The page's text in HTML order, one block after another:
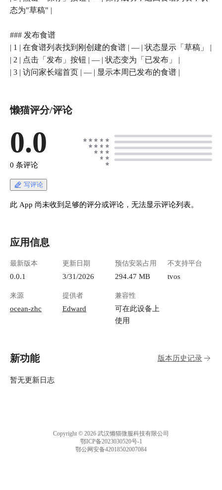
态为"草稿" |
### 发布食谱
| 1 | 在食谱列表找到刚创建的食谱 | — | 状态显示「草稿」 |
| 2 | 点击「发布」按钮 | — | 状态变为「已发布」 |
| 3 | 访问家长端首页 | — | 显示本周已发布的食谱 |
懒猫评分/评论
0.0
0 条评论
写评论
此 App 尚未收到足够的评分或评论，无法显示评论列表。
应用信息
最新版本
0.0.1
更新日期
3/31/2026
预估安装占用
294.47 MB
不支持平台
tvos
来源
ocean-zhc
提供者
Edward
兼容性
可在此设备上
使用
新功能 版本历史记录
暂无更新日志
Copyright © 2026 武汉懒猫微服科技有限公司
鄂ICP备2023030520号-1
鄂公网安备42018502007084